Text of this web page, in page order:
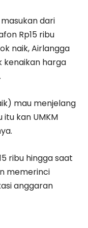
dari
Rp15 ribu
naik, Airlangga
kenaikan harga
mau menjelang
kan UMKM
ribu hingga saat
memerinci
anggaran